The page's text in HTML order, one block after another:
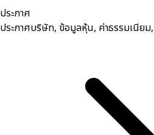
ประกาศ
ประกาศบริษัท, ข้อมูลหุ้น, ค่าธรรมเนียม